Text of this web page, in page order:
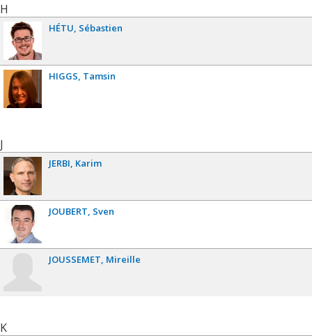
H
HÉTU Sébastien
HIGGS Tamsin
J
JERBI Karim
JOUBERT Sven
JOUSSEMET Mireille
K